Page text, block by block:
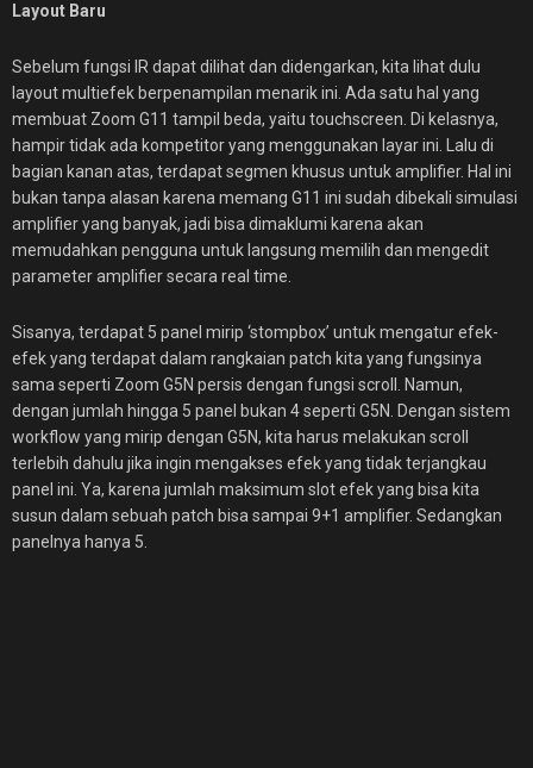
Layout Baru
Sebelum fungsi IR dapat dilihat dan didengarkan, kita lihat dulu
layout multiefek berpenampilan menarik ini. Ada satu hal yang
membuat Zoom G11 tampil beda, yaitu touchscreen. Di kelasnya,
hampir tidak ada kompetitor yang menggunakan layar ini. Lalu di
bagian kanan atas, terdapat segmen khusus untuk amplifier. Hal ini
bukan tanpa alasan karena memang G11 ini sudah dibekali simulasi
amplifier yang banyak, jadi bisa dimaklumi karena akan
memudahkan pengguna untuk langsung memilih dan mengedit
parameter amplifier secara real time.
Sisanya, terdapat 5 panel mirip ‘stompbox’ untuk mengatur efek-
efek yang terdapat dalam rangkaian patch kita yang fungsinya
sama seperti Zoom G5N persis dengan fungsi scroll. Namun,
dengan jumlah hingga 5 panel bukan 4 seperti G5N. Dengan sistem
workflow yang mirip dengan G5N, kita harus melakukan scroll
terlebih dahulu jika ingin mengakses efek yang tidak terjangkau
panel ini. Ya, karena jumlah maksimum slot efek yang bisa kita
susun dalam sebuah patch bisa sampai 9+1 amplifier. Sedangkan
panelnya hanya 5.